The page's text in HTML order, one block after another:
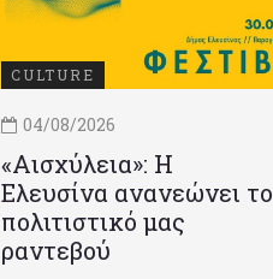
CULTURE
04/08/2026
«Αισχύλεια»: Η
Ελευσίνα ανανεώνει το
πολιτιστικό μας
ραντεβού